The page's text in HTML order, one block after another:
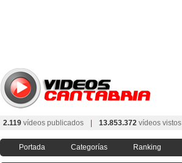
2.119 vídeos publicados 13.853.372 vídeos vistos
Portada Categorías Ranking